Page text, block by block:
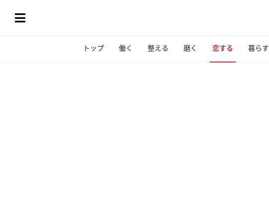
トップ 働く 整える 磨く 恋する 暮らす